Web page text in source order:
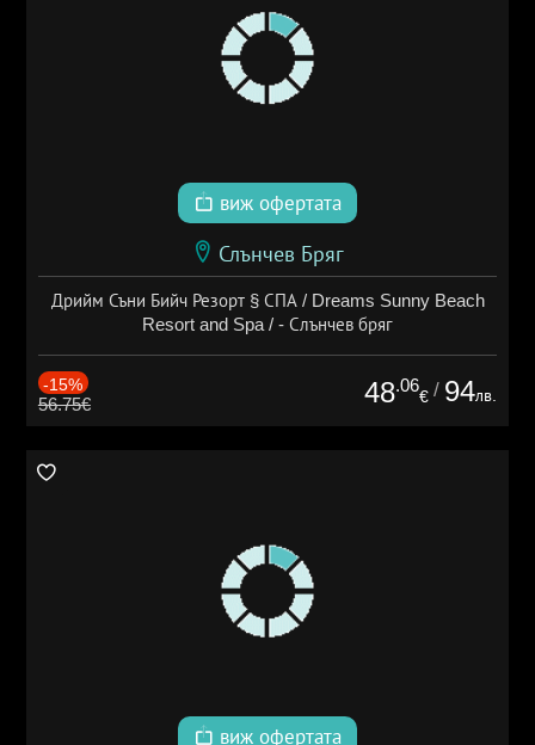
виж офертата
Слънчев Бряг
Дрийм Съни Бийч Резорт § СПА / Dreams Sunny Beach
Resort and Spa / - Слънчев бряг
-15%
56.75€ 48.06
€ / 94лв.
виж офертата